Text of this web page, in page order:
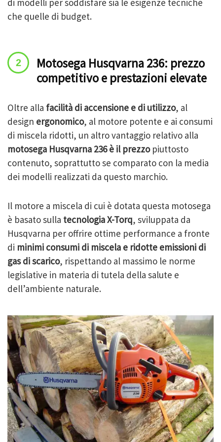
di modelli per soddisfare sia le esigenze tecniche
che quelle di budget.
Motosega Husqvarna 236: prezzo
competitivo e prestazioni elevate
Oltre alla facilità di accensione e di utilizzo, al
design ergonomico, al motore potente e ai consumi
di miscela ridotti, un altro vantaggio relativo alla
motosega Husqvarna 236 è il prezzopiuttosto
contenuto, soprattutto se comparato con la media
dei modelli realizzati da questo marchio.
Il motore a miscela di cui è dotata questa motosega
è basato sulla tecnologia X-Torq, sviluppata da
Husqvarna per offrire ottime performance a fronte
di minimi consumi di miscela e ridotte emissioni di
gas di scarico, rispettando al massimo le norme
legislative in materia di tutela della salute e
dell’ambiente naturale.